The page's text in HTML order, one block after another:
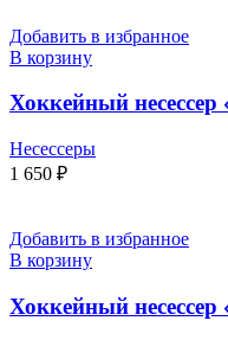
Добавить в избранное
В корзину
Хоккейный
Несессеры
1 650 ₽
Добавить в избранное
В корзину
Хоккейный